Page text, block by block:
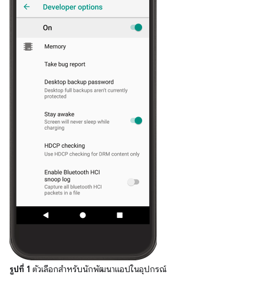
รูปที่ 1 ตัวเลือกสำหรับนักพัฒนาแอปในอุปกรณ์